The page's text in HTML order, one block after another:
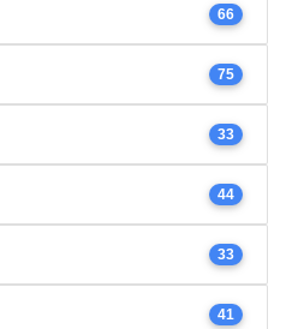
66
75
33
44
33
41